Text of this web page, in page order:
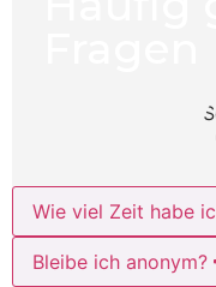
Wie viel Zeit habe
Bleibe ich anonym?